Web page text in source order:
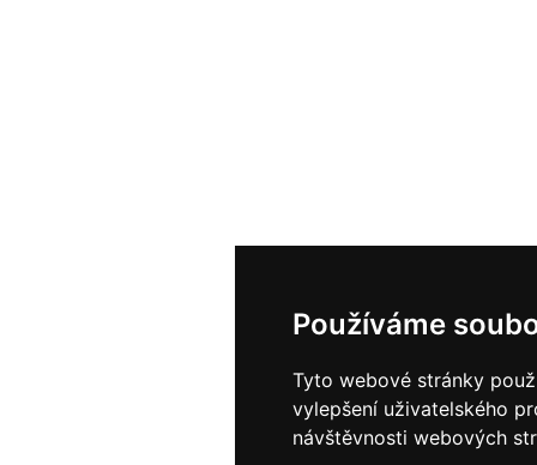
Používáme
Tyto webové stránky
vylepšení uživatelského
návštěvnosti webových